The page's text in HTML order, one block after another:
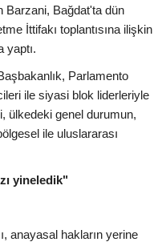
Barzani, Bağdat'ta dün
İttifakı toplantısına ilişkin
yaptı.
Parlamento
ile siyasi blok liderleriyle
ülkedeki genel durumun,
ile uluslararası
yineledik"
anayasal hakların yerine